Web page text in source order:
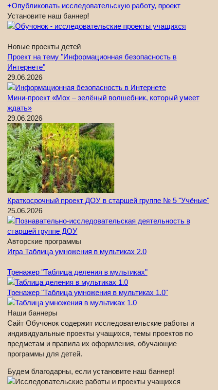
+Опубликовать исследовательскую работу, проект
Установите наш баннер!
Новые проекты детей
Проект на тему "Информационная безопасность в
Интернете"
29.06.2026
Мини-проект «Мох – зелёный волшебник, который умеет
ждать»
29.06.2026
Краткосрочный проект ДОУ в старшей группе № 5 "Учёные"
25.06.2026
Авторские программы
Игра Таблица умножения в мультиках 2.0
Тренажер "Таблица деления в мультиках"
Тренажер "Таблица умножения в мультиках 1.0"
Наши баннеры
Сайт Обучонок содержит исследовательские работы и
индивидуальные проекты учащихся, темы проектов по
предметам и правила их оформления, обучающие
программы для детей.
Будем благодарны, если установите наш баннер!